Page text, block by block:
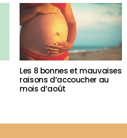
Les 8 bonnes et mauvaises
raisons d’accoucher au
mois d’août